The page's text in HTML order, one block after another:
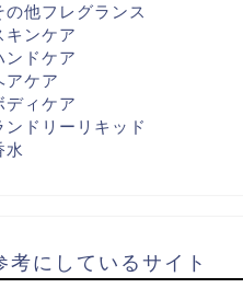
の他フレグランス
キンケア
ンドケア
アケア
ディケア
ンドリーリキッド
水
考にしているサイト